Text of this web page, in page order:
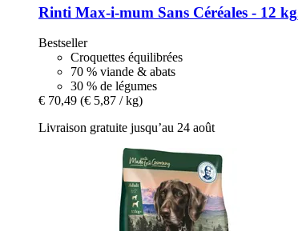
Rinti Max-​i-​mum Sans Céréales -​ 12
Bestseller
Croquettes équilibrées
70 % viande & abats
30 % de légumes
€ 70,49 (€ 5,87 / kg)
Livraison gratuite jusqu’au 24 août